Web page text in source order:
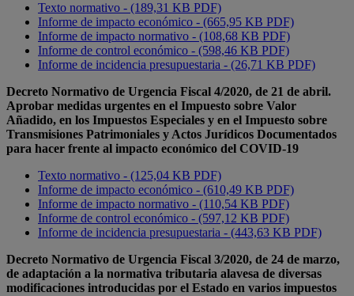
Texto normativo - (189,31 KB PDF)
Informe de impacto económico - (665,95 KB PDF)
Informe de impacto normativo - (108,68 KB PDF)
Informe de control económico - (598,46 KB PDF)
Informe de incidencia presupuestaria - (26,71 KB PDF)
Decreto Normativo de Urgencia Fiscal 4/2020, de 21 de abril.
Aprobar medidas urgentes en el Impuesto sobre Valor
Añadido, en los Impuestos Especiales y en el Impuesto sobre
Transmisiones Patrimoniales y Actos Jurídicos Documentados
para hacer frente al impacto económico del COVID-19
Texto normativo - (125,04 KB PDF)
Informe de impacto económico - (610,49 KB PDF)
Informe de impacto normativo - (110,54 KB PDF)
Informe de control económico - (597,12 KB PDF)
Informe de incidencia presupuestaria - (443,63 KB PDF)
Decreto Normativo de Urgencia Fiscal 3/2020, de 24 de marzo,
de adaptación a la normativa tributaria alavesa de diversas
modificaciones introducidas por el Estado en varios impuestos